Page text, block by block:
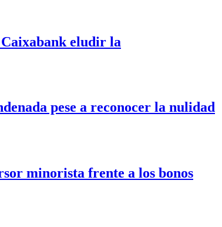
eludir la
pese a reconocer la nulidad
minorista frente a los bonos